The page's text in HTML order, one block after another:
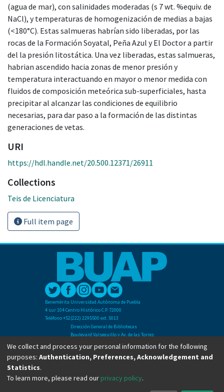
(agua de mar), con salinidades moderadas (s 7 wt. %equiv. de
NaCl), y temperaturas de homogenización de medias a bajas
(<180°C). Estas salmueras habrían sido liberadas, por las
rocas de la Formación Soyatal, Peña Azul y El Doctor a partir
del la presión litostática. Una vez liberadas, estas salmueras,
habrian ascendido hacia zonas de menor presión y
temperatura interactuando en mayor o menor medida con
fluidos de composición meteórica sub-superficiales, hasta
precipitar al alcanzar las condiciones de equilibrio
necesarias, para dar paso a la formación de las distintas
generaciones de vetas.
URI
https://hdl.handle.net/20.500.12371/26911
Collections
Teis de Licenciatura
Full item page
Benemérita Universidad Autónoma de Puebla
4 sur 104 Centro Histórico C.P. 72000
Teléfono +52(222) 2295500 ext. 5013
Dirección General de Bibliotecas
Boulevard Valsequillo y Av. de las Torres
Ciudad Universitaria. Col. San Manuel
C.P. 72570
Teléfono +52 (222) 2295500 Ext 2901
We collect and process your personal information for the following
purposes: Authentication, Preferences, Acknowledgement and
Statistics.
To learn more, please read our privacy policy.